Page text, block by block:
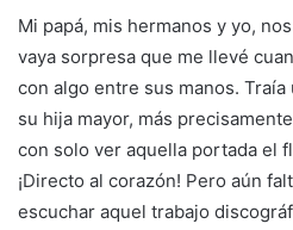
Mi papá, mis hermanos y yo,
vaya sorpresa que me llevé
con algo entre sus manos.
su hija mayor, más precisamente
con solo ver aquella portada el
¡Directo al corazón! Pero aún
escuchar aquel trabajo